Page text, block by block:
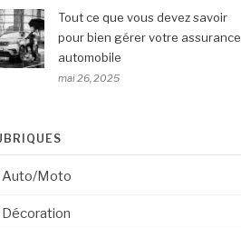
Tout ce que vous devez savoir
pour bien gérer votre assurance
automobile
mai 26, 2025
Auto/Moto
Décoration